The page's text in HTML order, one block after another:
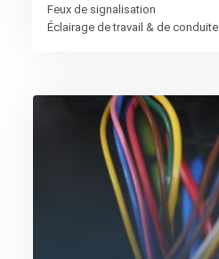
Feux de signalisation
Éclairage de travail & de conduite